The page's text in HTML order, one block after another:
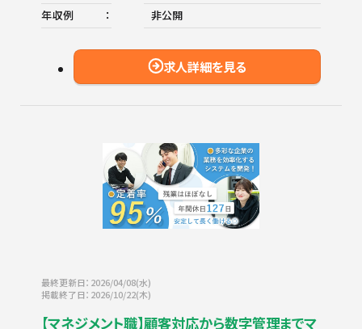
年収例
非公開
求人詳細を見る
最終更新日：2026/04/08(水)
掲載終了日：2026/10/22(木)
【マネジメント職】顧客対応から数字管理までマ